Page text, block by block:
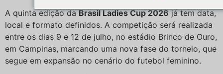
A quinta edição daBrasil Ladies Cup 2026já tem data,
local e formato definidos. A competição será realizada
entre os dias 9 e 12 de julho, no estádio Brinco de Ouro,
em Campinas, marcando uma nova fase do torneio, que
segue em expansão no cenário do futebol feminino.